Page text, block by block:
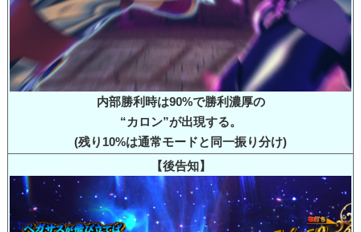
内部勝利時は90%で勝利濃厚の
“カロン”が出現する。
(残り10%は通常モードと同一振り分け)
【後告知】